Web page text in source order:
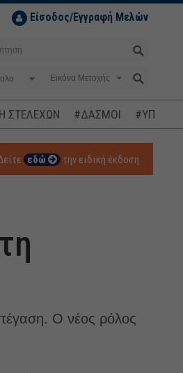
Είσοδος/Εγγραφή Μελών
ΣΤΕΛΕΧΩΝ #ΔΑΣΜΟΙ
εδώ την ειδική έκδοση
Ο νέος ρόλος